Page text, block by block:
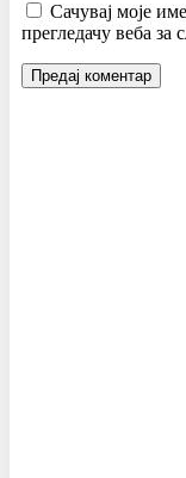
Сачувај моје
прегледачу веба за